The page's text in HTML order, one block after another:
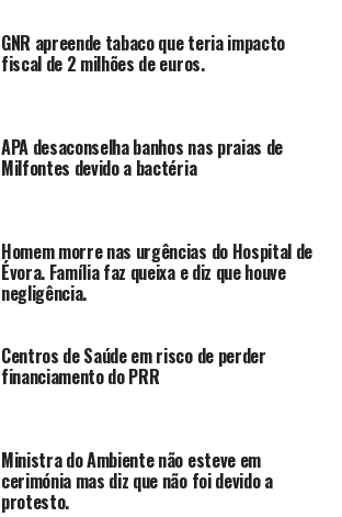
GNR apreende tabaco que teria impacto
fiscal de 2 milhões de euros.
APA desaconselha banhos nas praias de
Milfontes devido a bactéria
Homem morre nas urgências do Hospital de
Évora. Família faz queixa e diz que houve
negligência.
Centros de Saúde em risco de perder
financiamento do PRR
Ministra do Ambiente não esteve em
cerimónia mas diz que não foi devido a
protesto.